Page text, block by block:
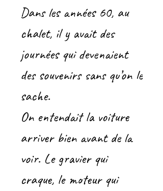
Dans les années 60, au
chalet, il y avait des
journées qui devenaient
des souvenirs sans qu’on le
sache.
On entendait la voiture
arriver bien avant de la
voir. Le gravier qui
craque, le moteur qui